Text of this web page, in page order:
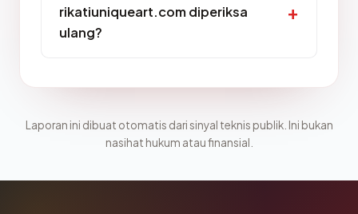
rikatiuniqueart.com diperiksa
ulang?
Laporan ini dibuat otomatis dari sinyal teknis publik. Ini bukan
nasihat hukum atau finansial.